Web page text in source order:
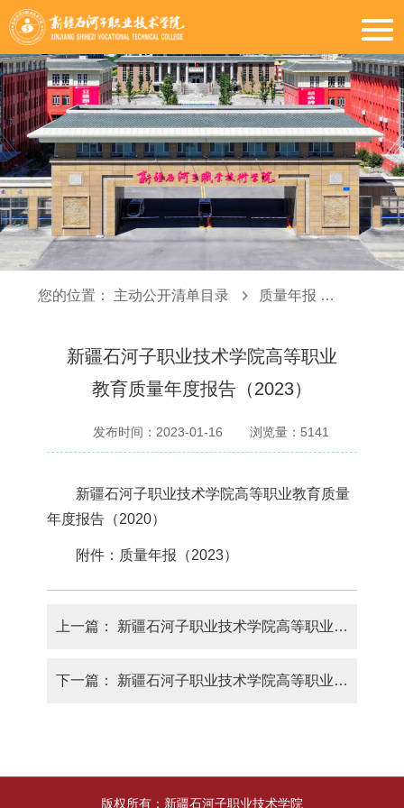
您的位置： 主动公开清单目录 质量年报
新疆石河子职业技术学院高等职业
教育质量年度报告（2023）
发布时间：2023-01-16 浏览量： 5141
新疆石河子职业技术学院高等职业教育质量
年度报告（2020）
附件： 质量年报（2023）
上一篇： 新疆石河子职业技术学院高等职业教育质量年度报告（2022）
下一篇： 新疆石河子职业技术学院高等职业教育质量报告（2023年度）
版权所有：新疆石河子职业技术学院